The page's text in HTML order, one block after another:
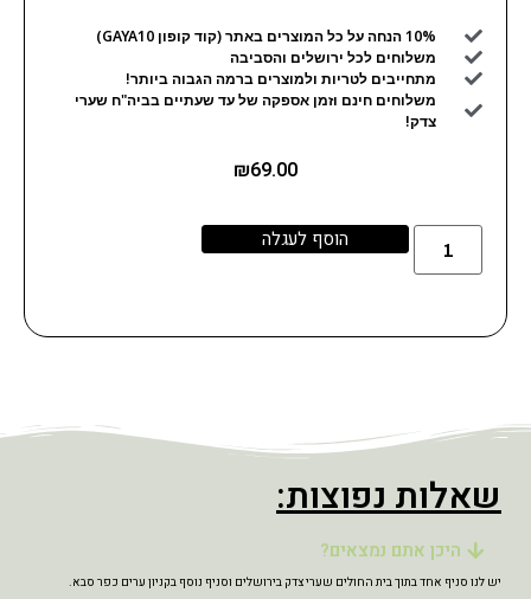
10% הנחה על כל המוצרים באתר (קוד קופון GAYA10)
משלוחים לכל ירושלים והסביבה
מתחייבים לטריות ולמוצרים ברמה הגבוה ביותר!
משלוחים חינם וזמן אספקה של עד שעתיים בביה"ח שערי
צדק!
₪69.00
הוסף לעגלה
שאלות נפוצות:
היכן אתם נמצאים?
יש לנו סניף אחד בתוך בית החולים שערי צדק בירושלים וסניף נוסף בקניון ערים כפר סבא.